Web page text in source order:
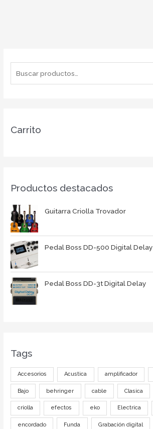
Carrito
Productos destacados
Guitarra Criolla Trovador
Pedal Boss DD-500 Digital Delay
Pedal Boss DD-3t Digital Delay
Tags
Accesorios Acustica amplificador
Bajo behringer cable Clasica
criolla efectos eko Electrica
encordado Funda Grabación digital